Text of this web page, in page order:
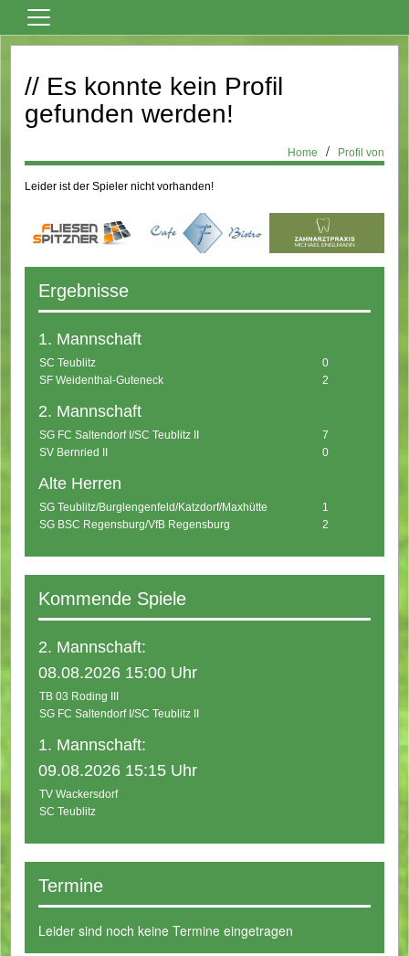
Vereinsnews
Fußball
Billard
Sportheim Mieten
Formulare
Bilder
// Es konnte kein Profil
gefunden werden!
Home Profil von
Leider ist der Spieler nicht vorhanden!
Ergebnisse
1. Mannschaft
SC Teublitz
0
SF Weidenthal-Guteneck
2
2. Mannschaft
SG FC Saltendorf I/SC Teublitz II
7
SV Bernried II
0
Alte Herren
SG Teublitz/Burglengenfeld/Katzdorf/Maxhütte
1
SG BSC Regensburg/VfB Regensburg
2
Kommende Spiele
2. Mannschaft:
08.08.2026 15:00 Uhr
TB 03 Roding III
SG FC Saltendorf I/SC Teublitz II
1. Mannschaft:
09.08.2026 15:15 Uhr
TV Wackersdorf
SC Teublitz
Termine
Leider sind noch keine Termine eingetragen